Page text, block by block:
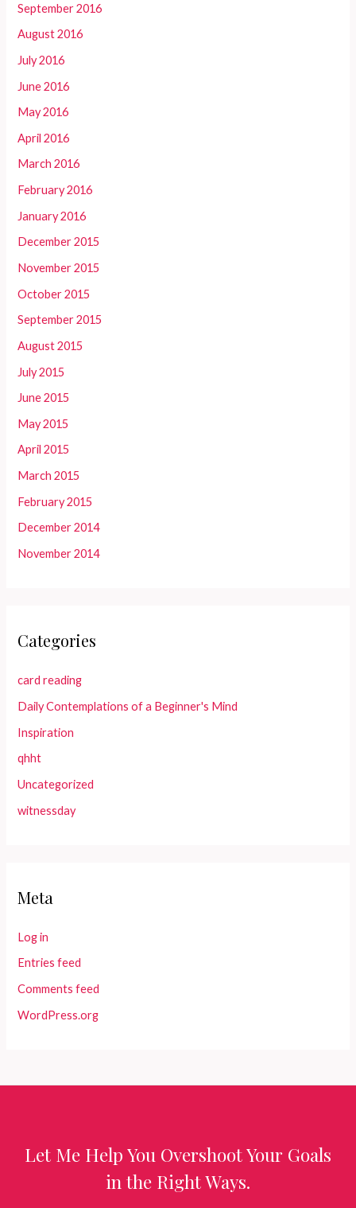
September 2016
August 2016
July 2016
June 2016
May 2016
April 2016
March 2016
February 2016
January 2016
December 2015
November 2015
October 2015
September 2015
August 2015
July 2015
June 2015
May 2015
April 2015
March 2015
February 2015
December 2014
November 2014
Categories
card reading
Daily Contemplations of a Beginner's Mind
Inspiration
qhht
Uncategorized
witnessday
Meta
Log in
Entries feed
Comments feed
WordPress.org
Let Me Help You Overshoot Your Goals
in the Right Ways.